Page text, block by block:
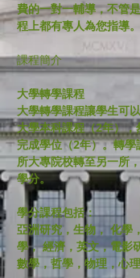
費的一對一輔導，不管
程上都有專人為您指導。
課程簡介
大學轉學課程
大學轉學課程讓學生可
大學本科課程（2年）
完成學位（2年）。轉
所大專院校轉至另一所
學分。
學分課程包括：
亞洲研究，生物， 化學
學， 經濟，英文，電影
數學，哲學，物理，心